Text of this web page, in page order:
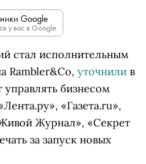
Google
у вас в Google.
стал исполнительным
Rambler&Co, уточнили в
бизнесом
«Газета.ru»,
Журнал», «Секрет
за запуск новых